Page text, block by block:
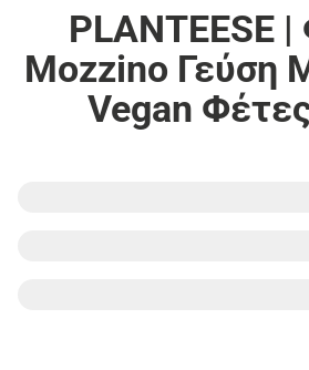
PLANTEESE
Mozzino Γεύση
Vegan